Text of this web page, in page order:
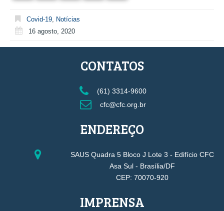
Covid-19 Notícias
16 agosto, 2020
CONTATOS
(61) 3314-9600
cfc@cfc.org.br
ENDEREÇO
SAUS Quadra 5 Bloco J Lote 3 - Edifício CFC
Asa Sul - Brasília/DF
CEP: 70070-920
IMPRENSA